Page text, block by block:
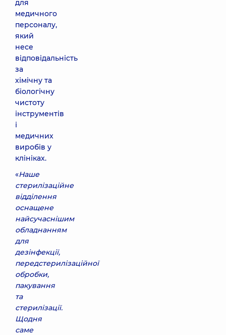
для
медичного
персоналу,
який
несе
відповідальність
за
хімічну та
біологічну
чистоту
інструментів
і
медичних
виробів у
клініках.
«Наше
стерилізаційне
відділення
оснащене
найсучаснішим
обладнанням
для
дезінфекції,
передстерилізаційної
обробки,
пакування
та
стерилізації.
Щодня
саме